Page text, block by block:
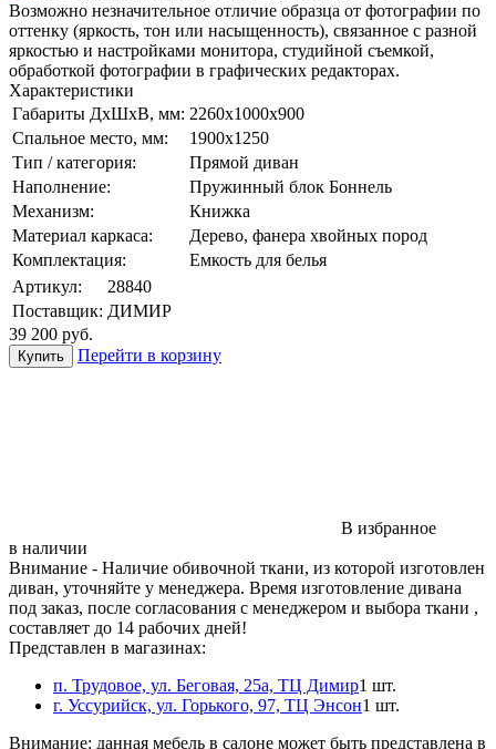
Возможно незначительное отличие образца от фотографии по
оттенку (яркость, тон или насыщенность), связанное с разной
яркостью и настройками монитора, студийной съемкой,
обработкой фотографии в графических редакторах.
Характеристики
Габариты ДхШхВ, мм: 2260x1000x900
Спальное место, мм:
1900x1250
Тип / категория:
Прямой диван
Наполнение:
Пружинный блок Боннель
Механизм:
Книжка
Материал каркаса:
Дерево, фанера хвойных пород
Комплектация:
Емкость для белья
Артикул:
28840
Поставщик: ДИМИР
39 200 руб.
Перейти в корзину
В избранное
в наличии
Внимание - Наличие обивочной ткани, из которой изготовлен
диван, уточняйте у менеджера. Время изготовление дивана
под заказ, после согласования с менеджером и выбора ткани ,
составляет до 14 рабочих дней!
Представлен в магазинах:
п. Трудовое, ул. Беговая, 25а, ТЦ Димир1 шт.
г. Уссурийск, ул. Горького, 97, ТЦ Энсон1 шт.
Внимание: данная мебель в салоне может быть представлена в